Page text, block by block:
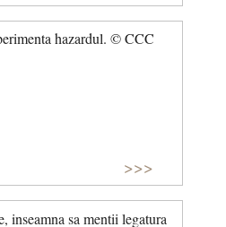
hazardul. © CCC
>>>
inseamna sa mentii legatura